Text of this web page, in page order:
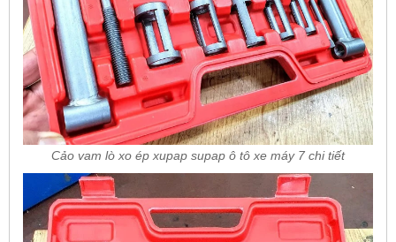
Cảo vam lò xo ép xupap supap ô tô xe máy 7 chi tiết